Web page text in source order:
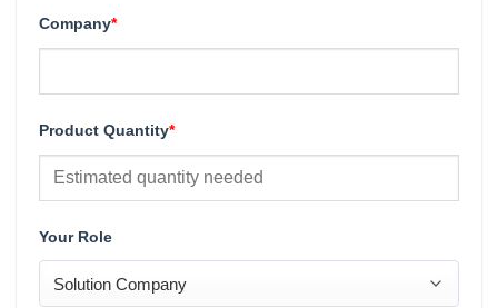
Company*
Product Quantity*
Your Role